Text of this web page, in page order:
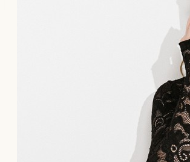
Το καλάθι αγορών είναι άδειο!